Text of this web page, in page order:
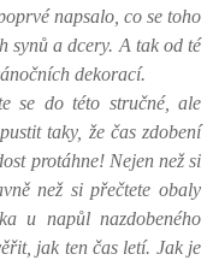
napsalo, co se toho
synů a dcery. A tak od té
dekorací.
se do této stručné, ale
taky, že čas zdobení
protáhne! Nejen než si
než si přečtete obaly
u napůl nazdobeného
jak ten čas letí. Jak je